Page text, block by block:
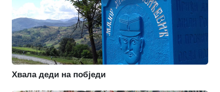
Хвала деди на побједи